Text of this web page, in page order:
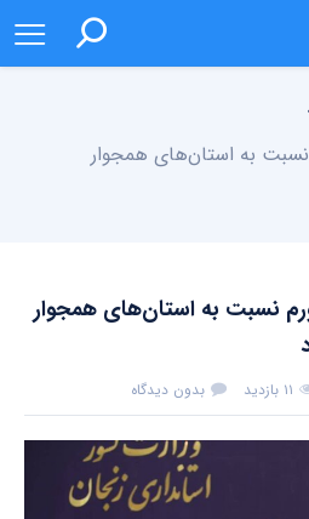
به استان‌های همجوار
نسبت به استان‌های همجوار
۱۱ بازدید بدون دیدگاه